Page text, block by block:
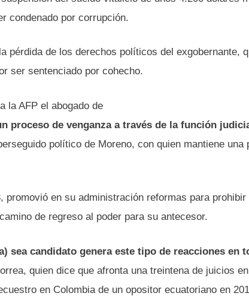
condenado por corrupción.
pérdida de los derechos políticos del exgobernante,
ser sentenciado por cohecho.
la AFP el abogado de
proceso de venganza a través de la función
político de Moreno, con quien mantiene una
en su administración reformas para
de regreso al poder para su antecesor.
sea candidato genera este tipo de reacciones en
quien dice que afronta una treintena de juicios
en Colombia de un opositor ecuatoriano en